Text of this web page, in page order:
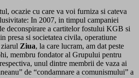
ocazie cu care va voi furniza si cateva
In 2007, in timpul campaniei
deconspirare a cartitelor fostului KGB si
presa si societatea civila, operatiune
Ziua, la care lucram, am dat peste
membru fondator al Grupului pentru
unul dintre membrii de vaza ai
de “condamnare a comunismului” a